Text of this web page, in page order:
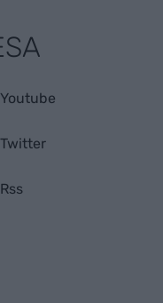
Youtube
Twitter
Rss